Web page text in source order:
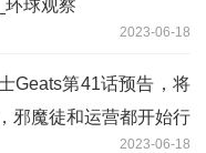
环球观察
2023-06-18
Geats第41话预告，将
邪魔徒和运营都开始行
2023-06-18